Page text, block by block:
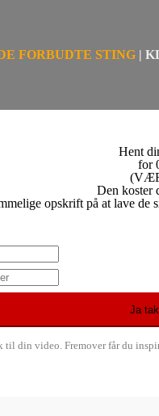
FORBUDTE STING |
Hent
for
Den koster
opskrift på at lave de
til din video. Fremover får du